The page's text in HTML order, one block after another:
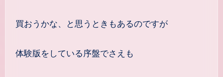
買おうかな、と思うときもあるのですが
体験版をしている序盤でさえも